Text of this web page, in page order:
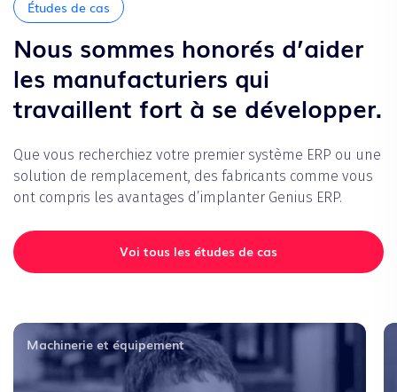
Études de cas
Nous sommes honorés d’aider
les manufacturiers qui
travaillent fort à se développer.
Que vous recherchiez votre premier système ERP ou une
solution de remplacement, des fabricants comme vous
ont compris les avantages d’implanter Genius ERP.
Voi tous les études de cas
Machinerie et équipement